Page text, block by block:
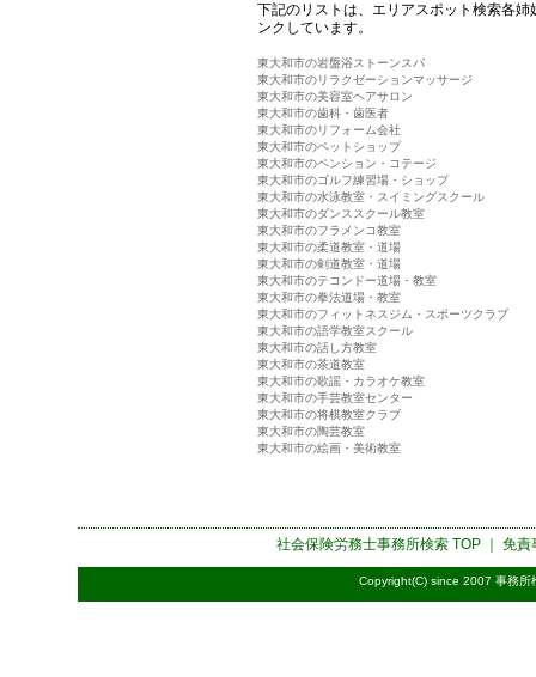
下記のリストは、エリアスポット検索各
ンクしています。
東大和市の岩盤浴ストーンスパ
東大和市のリラクゼーションマッサージ
東大和市の美容室ヘアサロン
東大和市の歯科・歯医者
東大和市のリフォーム会社
東大和市のペットショップ
東大和市のペンション・コテージ
東大和市のゴルフ練習場・ショップ
東大和市の水泳教室・スイミングスクール
東大和市のダンススクール教室
東大和市のフラメンコ教室
東大和市の柔道教室・道場
東大和市の剣道教室・道場
東大和市のテコンドー道場・教室
東大和市の拳法道場・教室
東大和市のフィットネスジム・スポーツクラブ
東大和市の語学教室スクール
東大和市の話し方教室
東大和市の茶道教室
東大和市の歌謡・カラオケ教室
東大和市の手芸教室センター
東大和市の将棋教室クラブ
東大和市の陶芸教室
東大和市の絵画・美術教室
社会保険労務士事務所検索TOP ｜ 免責
Copyright(C) since 2007 事務所